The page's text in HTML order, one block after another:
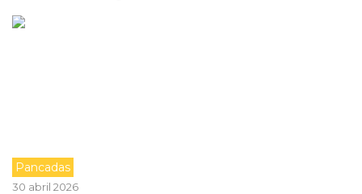
Pancadas
30 abril 2026